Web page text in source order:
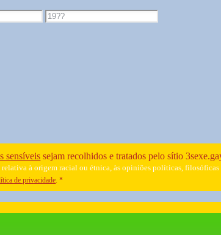
sensíveis sejam recolhidos e tratados pelo sítio
à origem racial ou étnica, às opiniões políticas,
de privacidade .*